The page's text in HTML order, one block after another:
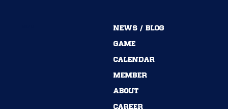
54期→55期｜ありがとうございました！
NEWS / BLOG
GAME
CALENDAR
MEMBER
ABOUT
CAREER